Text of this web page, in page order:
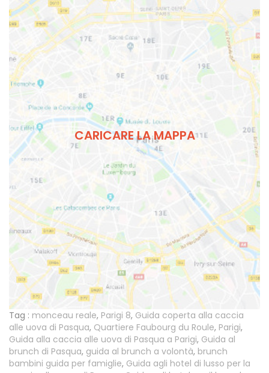
CARICARE LA MAPPA
Tag : monceau reale, Parigi 8, Guida coperta alla caccia
alle uova di Pasqua, Quartiere Faubourg du Roule, Parigi,
Guida alla caccia alle uova di Pasqua a Parigi, Guida al
brunch di Pasqua, guida al brunch a volontà, brunch
bambini guida per famiglie, Guida agli hotel di lusso per la